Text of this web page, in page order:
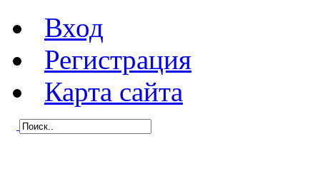
Вход
Регистрация
Карта сайта